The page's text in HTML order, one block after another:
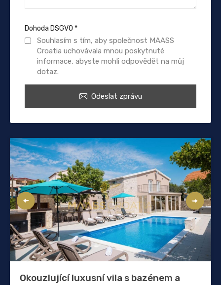
Dohoda DSGVO *
Souhlasím s tím, aby společnost MAASS
Croatia uchovávala mnou poskytnuté
informace, abyste mohli odpovědět na můj
dotaz.
Odeslat zprávu
Okouzlující luxusní vila s bazénem a